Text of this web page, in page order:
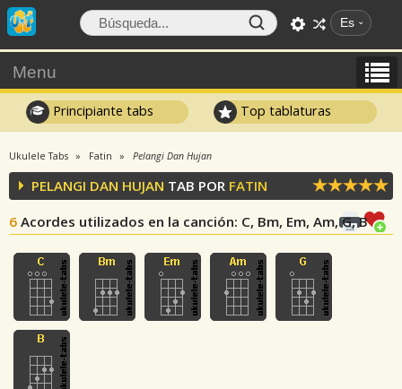
Es
Menu
Principiante tabs Top tablaturas
Ukulele Tabs Fatin Pelangi Dan Hujan
PELANGI DAN HUJAN TAB POR FATIN
6 Acordes utilizados en la canción: C, Bm, Em, Am, G, B